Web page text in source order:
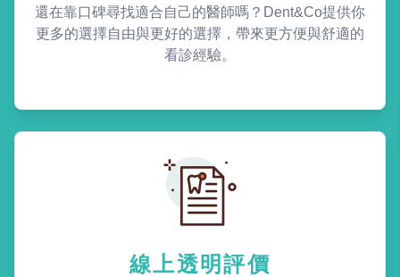
還在靠口碑尋找適合自己的醫師嗎？Dent&Co提供你
更多的選擇自由與更好的選擇，帶來更方便與舒適的
看診經驗。
線上透明評價